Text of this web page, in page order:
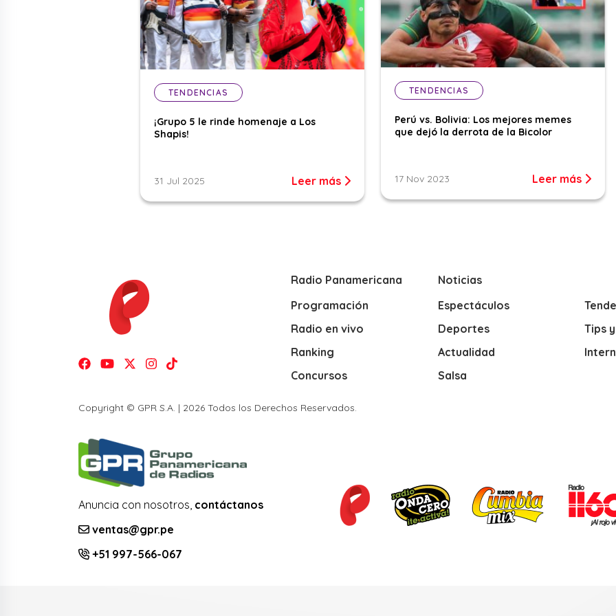
TENDENCIAS
¡Grupo 5 le rinde homenaje a Los
Shapis!
31 Jul 2025 Leer más
TENDENCIAS
Perú vs. Bolivia: Los mejores memes
que dejó la derrota de la Bicolor
17 Nov 2023 Leer más
Radio Panamericana
Programación
Radio en vivo
Ranking
Concursos
Noticias
Espectáculos
Deportes
Actualidad
Salsa
Tips
Copyright © GPR S.A. | 2026 Todos los Derechos Reservados.
Anuncia con nosotros, contáctanos
ventas@gpr.pe
+51 997-566-067